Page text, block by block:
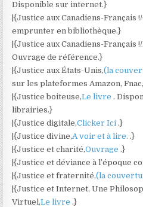
Disponible sur internet.}
|{Justice aux Canadiens-Français
emprunter en bibliothèque.}
|{Justice aux Canadiens-Français
Ouvrage de référence.}
|{Justice aux États-Unis,(la
sur les plateformes Amazon,
|{Justice boiteuse,Le livre.
librairies.}
|{Justice digitale,Clicker Ici.}
|{Justice divine,A voir et à lire..}
|{Justice et charité,Ouvrage.}
|{Justice et déviance à l’époque
|{Justice et fraternité,(la
|{Justice et Internet, Une
Virtuel,Le livre.}